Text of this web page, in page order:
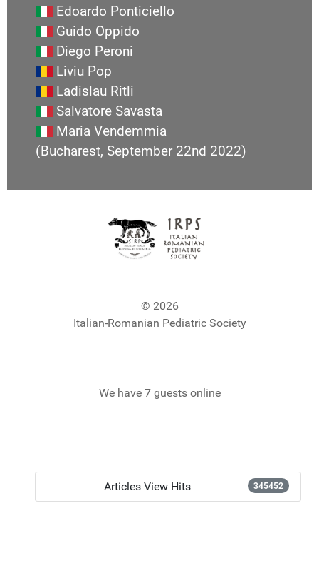
Edoardo Ponticiello
Guido Oppido
Diego Peroni
Liviu Pop
Ladislau Ritli
Salvatore Savasta
Maria Vendemmia
(Bucharest, September 22nd 2022)
© 2026
Italian-Romanian Pediatric Society
We have 7 guests online
Articles View Hits 345452